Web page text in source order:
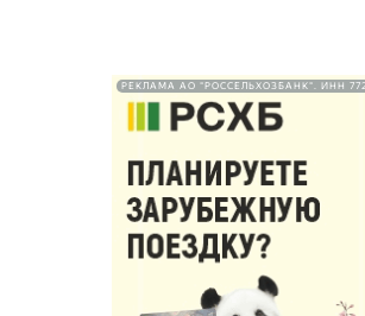
РЕКЛАМА АО "РОССЕЛЬХОЗБАНК". ИНН